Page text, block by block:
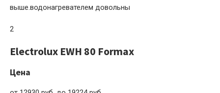
выше.водонагревателем довольны
2
Electrolux EWH 80 Formax
Цена